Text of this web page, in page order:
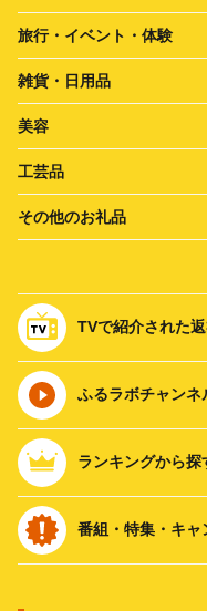
旅行・イベント・体験
雑貨・日用品
美容
工芸品
その他のお礼品
TVで紹介された
ふるラボチャンネ
ランキングから探
番組・特集・キャ